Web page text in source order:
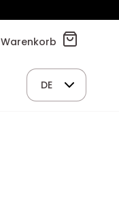
Warenkorb
DE